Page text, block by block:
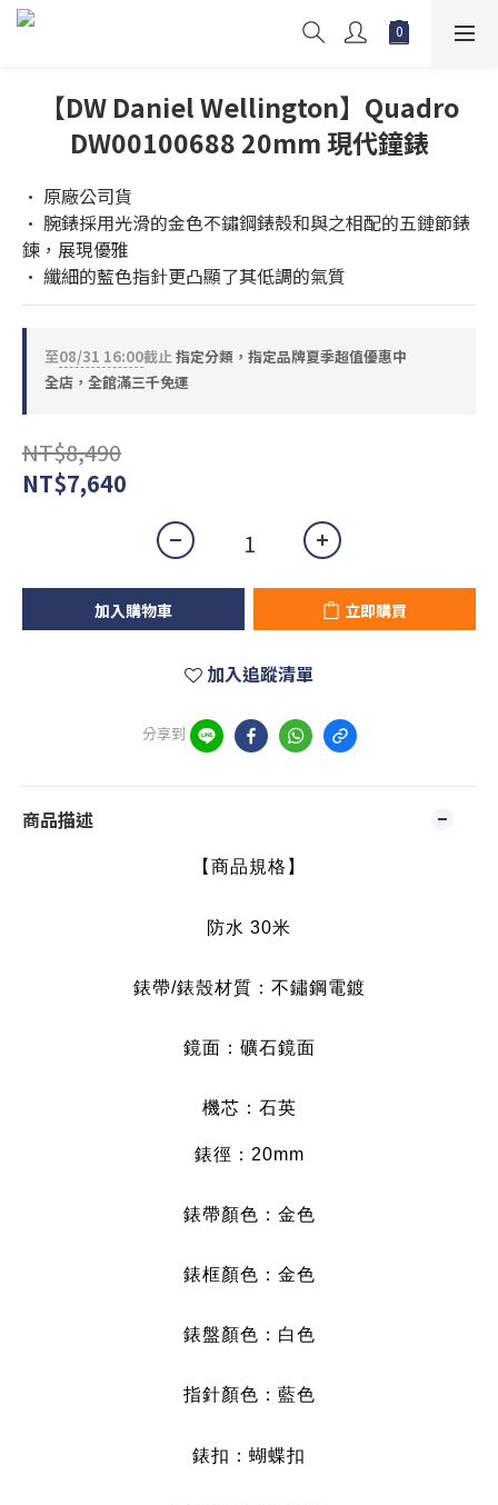
【DW Daniel Wellington】Quadro
DW00100688 20mm 現代鐘錶
• 原廠公司貨
• 腕錶採用光滑的金色不鏽鋼錶殼和與之相配的五鏈節錶
鍊，展現優雅
• 纖細的藍色指針更凸顯了其低調的氣質
至08/31 16:00截止指定分類，指定品牌夏季超值優惠中
全店，全館滿三千免運
NT$8,490
NT$7,640
加入購物車 立即購買
加入追蹤清單
分享到
商品描述
【商品規格】
防水 30米
錶帶/錶殼材質：不鏽鋼電鍍
鏡面：礦石鏡面
機芯：石英
錶徑：20mm
錶帶顏色：金色
錶框顏色：金色
錶盤顏色：白色
指針顏色：藍色
錶扣：蝴蝶扣